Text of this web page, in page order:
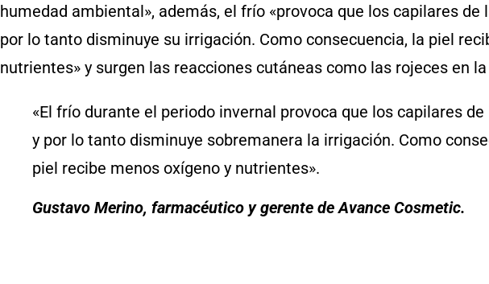
humedad ambiental», además, el frío «provoca que los capilares de
por lo tanto disminuye su irrigación. Como consecuencia, la piel
nutrientes» y surgen las reacciones cutáneas como las rojeces en
«El frío durante el periodo invernal provoca que los capilares
y por lo tanto disminuye sobremanera la irrigación. Como
piel recibe menos oxígeno y nutrientes».
Gustavo Merino, farmacéutico y gerente de Avance Cosmetic.